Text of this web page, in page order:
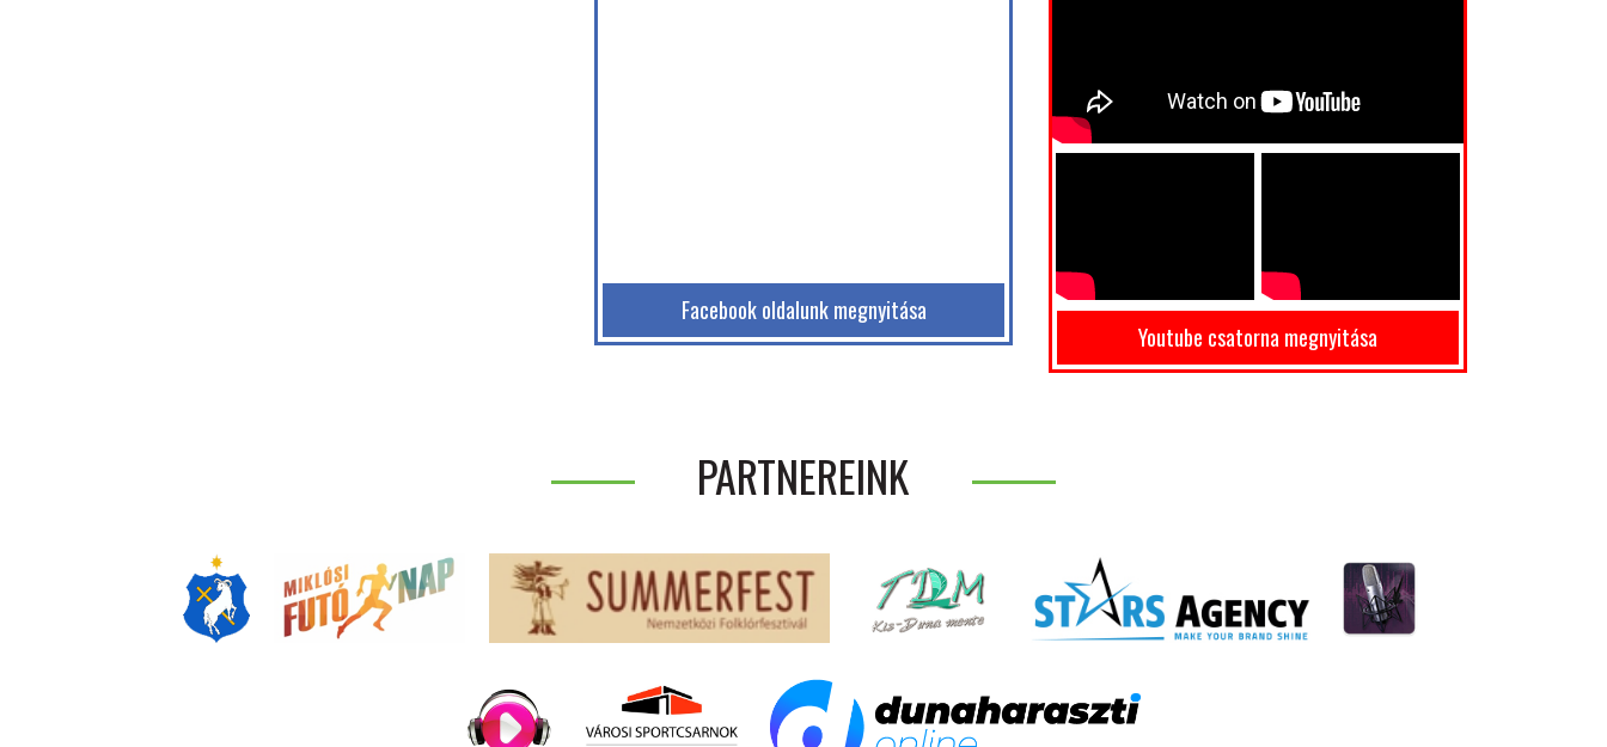
Facebook oldalunk megnyitása
Youtube csatorna megnyitása
PARTNEREINK